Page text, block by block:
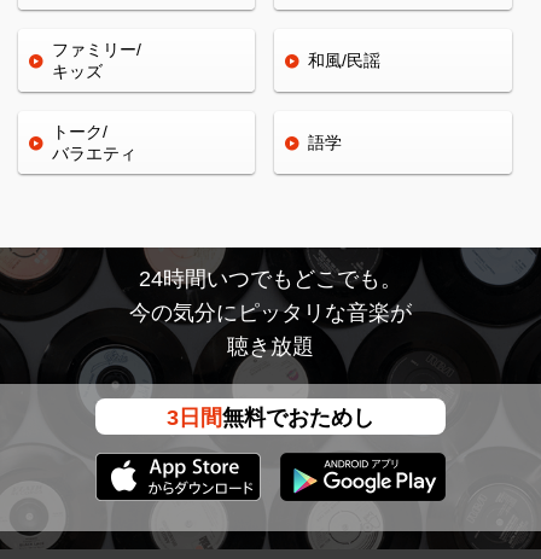
ファミリー/
キッズ
和風/民謡
トーク/
バラエティ
語学
24時間いつでもどこでも。
今の気分にピッタリな音楽が
聴き放題
3日間無料でおためし